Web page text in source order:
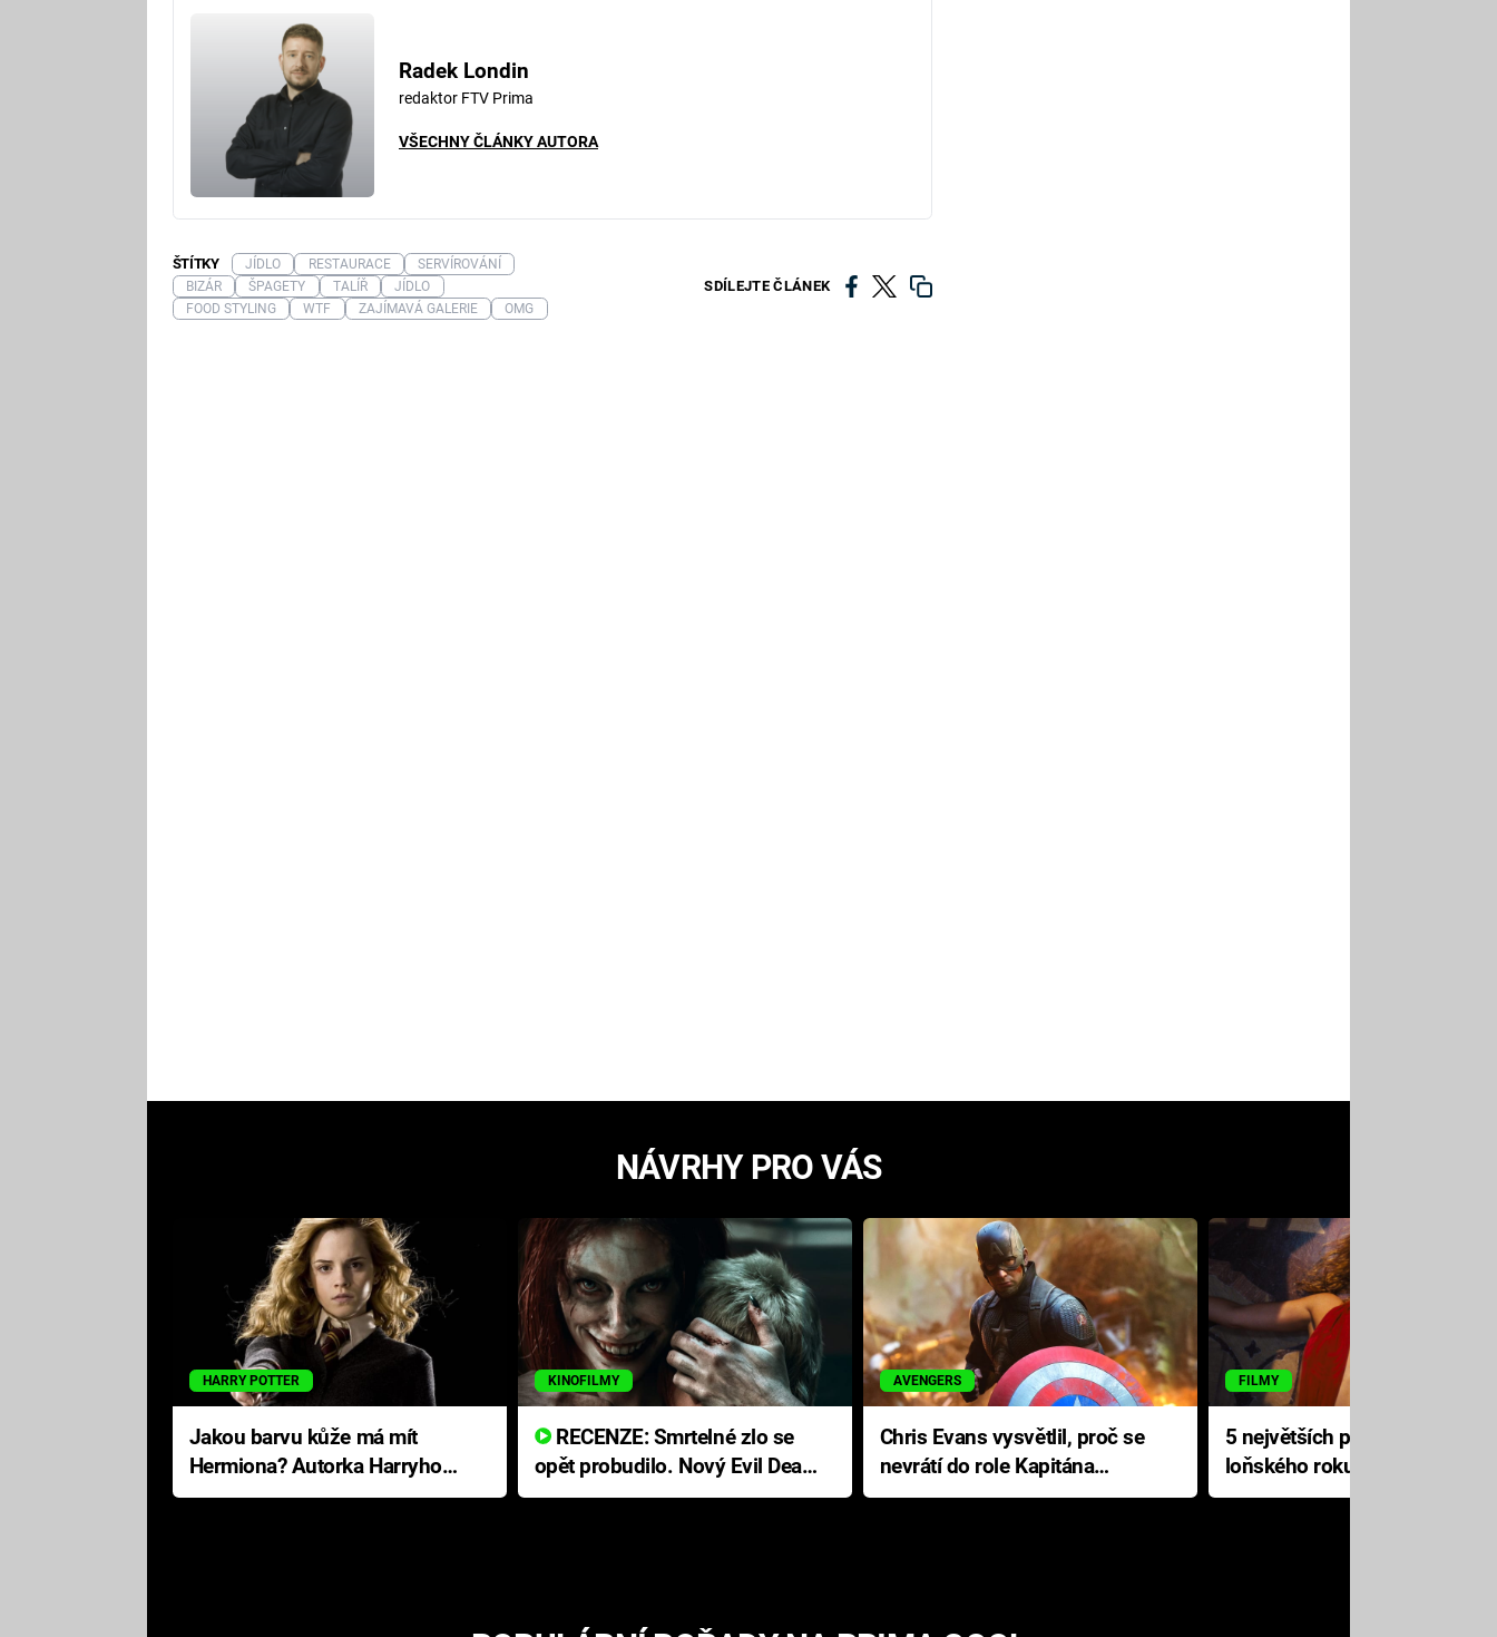
Radek Londin
redaktor FTV Prima
VŠECHNY ČLÁNKY AUTORA
SDÍLEJTE ČLÁNEK
ŠTÍTKY JÍDLO RESTAURACE
SERVÍROVÁNÍ
BIZÁR
ŠPAGETY TALÍŘ
JÍDLO
FOOD STYLING
WTF ZAJÍMAVÁ GALERIE OMG
NÁVRHY PRO VÁS
HARRY POTTER
Jakou barvu kůže má mít
Hermiona? Autorka Harryho
Pottera přišla s ráznou
KINOFILMY
RECENZE: Smrtelné zlo se
opět probudilo. Nový Evil Dead
přichází s neodolatelnou
AVENGERS
Chris Evans vysvětlil, proč se
nevrátí do role Kapitána
Ameriky
FILMY
5 největších propadáků
loňského roku: Disney na
jediné katastrofě prodělal 200